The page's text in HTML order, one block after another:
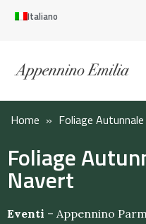
Italiano
Home » Foliage
Foliage
Navert
Eventi – Appennino